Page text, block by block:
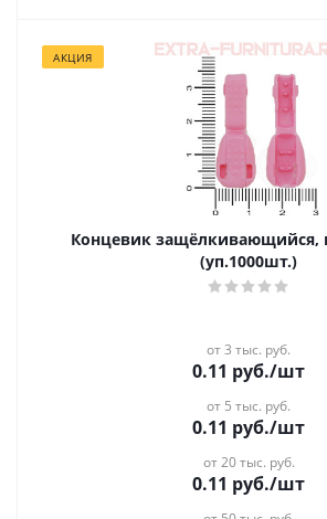
АКЦИЯ
Концевик защёлкивающийся,
(уп.1000шт.)
от 3 тыс. руб.
0.11 руб./шт
от 5 тыс. руб.
0.11 руб./шт
от 20 тыс. руб.
0.11 руб./шт